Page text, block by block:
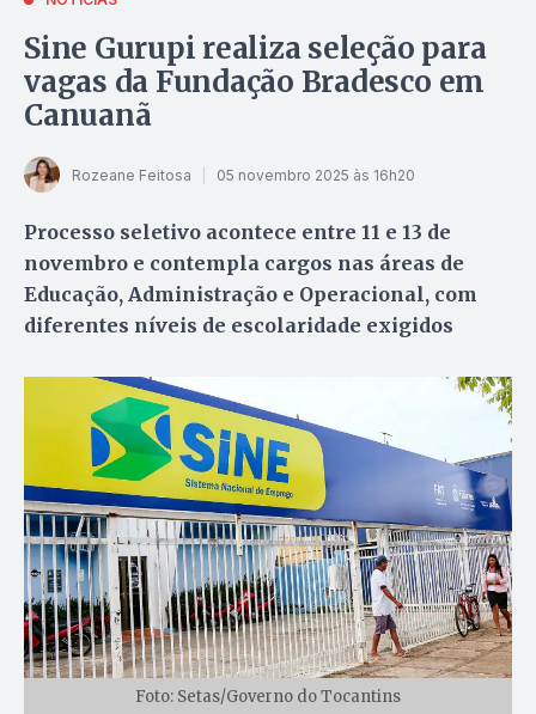
Sine Gurupi realiza seleção para
vagas da Fundação Bradesco em
Canuanã
Rozeane Feitosa 05 novembro 2025 às 16h20
Processo seletivo acontece entre 11 e 13 de
novembro e contempla cargos nas áreas de
Educação, Administração e Operacional, com
diferentes níveis de escolaridade exigidos
Foto: Setas/Governo do Tocantins